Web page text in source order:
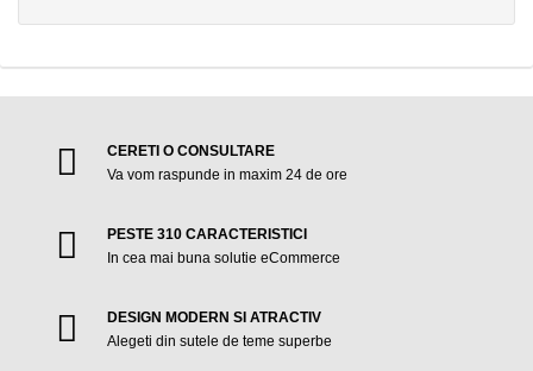
CERETI O CONSULTARE
Va vom raspunde in maxim 24 de ore
PESTE 310 CARACTERISTICI
In cea mai buna solutie eCommerce
DESIGN MODERN SI ATRACTIV
Alegeti din sutele de teme superbe